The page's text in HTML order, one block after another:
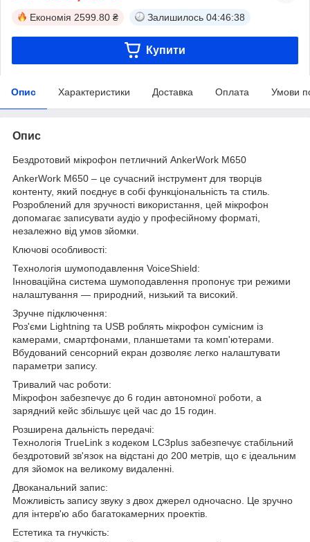
Економія 2599.80 ₴ Залишилось 04:46:37
Купити
Опис Характеристики Доставка Оплата Умови
Опис
Бездротовий мікрофон петличний AnkerWork M650
AnkerWork M650 – це сучасний інструмент для творців
контенту, який поєднує в собі функціональність та стиль.
Розроблений для зручності використання, цей мікрофон
допомагає записувати аудіо у професійному форматі,
незалежно від умов зйомки.
Ключові особливості:
Технологія шумоподавлення VoiceShield:
Інноваційна система шумоподавлення пропонує три режими
налаштування — природний, низький та високий.
Зручне підключення:
Роз'єми Lightning та USB роблять мікрофон сумісним із
камерами, смартфонами, планшетами та комп'ютерами.
Вбудований сенсорний екран дозволяє легко налаштувати
параметри запису.
Тривалий час роботи:
Мікрофон забезпечує до 6 годин автономної роботи, а
зарядний кейс збільшує цей час до 15 годин.
Розширена дальність передачі:
Технологія TrueLink з кодеком LC3plus забезпечує стабільний
бездротовий зв'язок на відстані до 200 метрів, що є ідеальним
для зйомок на великому видаленні.
Двоканальний запис:
Можливість запису звуку з двох джерел одночасно. Це зручно
для інтерв'ю або багатокамерних проектів.
Естетика та гнучкість: